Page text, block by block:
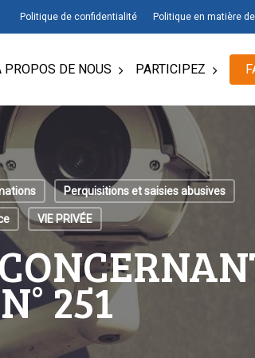
Politique de confidentialité Politique en matière
PROPOS DE NOUS PARTICIPEZ
Perquisitions et saisies abusives
VIE PRIVÉE
251